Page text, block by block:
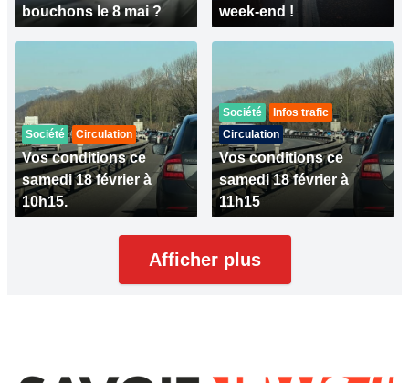
bouchons le 8 mai ?
week-end !
Société Circulation
Vos conditions ce
samedi 18 février à
10h15.
Société
Infos trafic
Circulation
Vos conditions ce
samedi 18 février à
11h15
Afficher plus